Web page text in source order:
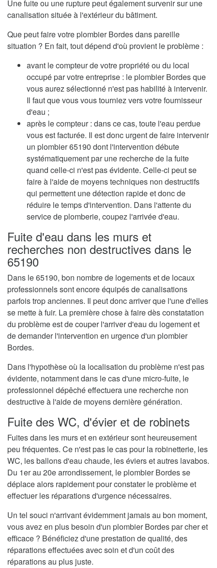
Une fuite ou une rupture peut également survenir sur une
canalisation située à l'extérieur du bâtiment.
Que peut faire votre plombier Bordes dans pareille
situation ? En fait, tout dépend d'où provient le problème :
avant le compteur de votre propriété ou du local
occupé par votre entreprise : le plombier Bordes que
vous aurez sélectionné n'est pas habilité à intervenir.
Il faut que vous vous tourniez vers votre fournisseur
d'eau ;
après le compteur : dans ce cas, toute l'eau perdue
vous est facturée. Il est donc urgent de faire intervenir
un plombier 65190 dont l'intervention débute
systématiquement par une recherche de la fuite
quand celle-ci n'est pas évidente. Celle-ci peut se
faire à l'aide de moyens techniques non destructifs
qui permettent une détection rapide et donc de
réduire le temps d'intervention. Dans l'attente du
service de plomberie, coupez l'arrivée d'eau.
Fuite d'eau dans les murs et
recherches non destructives dans le
65190
Dans le 65190, bon nombre de logements et de locaux
professionnels sont encore équipés de canalisations
parfois trop anciennes. Il peut donc arriver que l'une d'elles
se mette à fuir. La première chose à faire dès constatation
du problème est de couper l'arriver d'eau du logement et
de demander l'intervention en urgence d'un plombier
Bordes.
Dans l'hypothèse où la localisation du problème n'est pas
évidente, notamment dans le cas d'une micro-fuite, le
professionnel dépêché effectuera une recherche non
destructive à l'aide de moyens dernière génération.
Fuite des WC, d'évier et de robinets
Fuites dans les murs et en extérieur sont heureusement
peu fréquentes. Ce n'est pas le cas pour la robinetterie, les
WC, les ballons d'eau chaude, les éviers et autres lavabos.
Du 1er au 20e arrondissement, le plombier Bordes se
déplace alors rapidement pour constater le problème et
effectuer les réparations d'urgence nécessaires.
Un tel souci n'arrivant évidemment jamais au bon moment,
vous avez en plus besoin d'un plombier Bordes par cher et
efficace ? Bénéficiez d'une prestation de qualité, des
réparations effectuées avec soin et d'un coût des
réparations au plus juste.